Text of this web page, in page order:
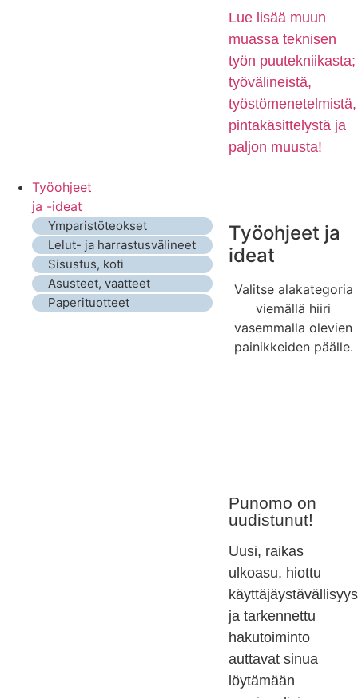
Lue lisää muun
muassa teknisen
työn puutekniikasta;
työvälineistä,
työstömenetelmistä,
pintakäsittelystä ja
paljon muusta!
Työohjeet
ja -ideat
Ymparistöteokset
Lelut- ja harrastusvälineet
Sisustus, koti
Asusteet, vaatteet
Paperituotteet
Työohjeet ja
ideat
Valitse alakategoria
viemällä hiiri
vasemmalla olevien
painikkeiden päälle.
Punomo on
uudistunut!
Uusi, raikas
ulkoasu, hiottu
käyttäjäystävällisyys
ja tarkennettu
hakutoiminto
auttavat sinua
löytämään